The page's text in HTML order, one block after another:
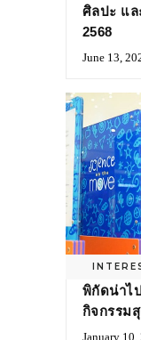
ศิลปะ แ
2568
June 13,
พิกัดน่าไ
กิจกรรม
January 10,